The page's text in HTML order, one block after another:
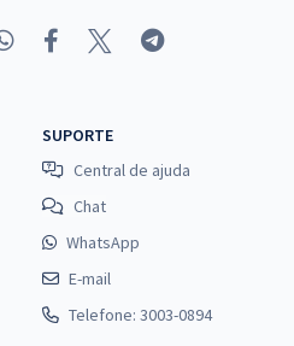
SUPORTE
Central de ajuda
Chat
WhatsApp
E-mail
Telefone: 3003-0894